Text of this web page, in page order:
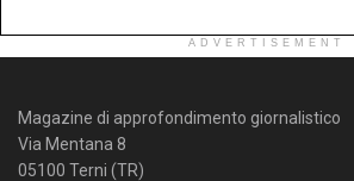
ADVERTISEMENT
Magazine di approfondimento giornalistico
Via Mentana 8
05100 Terni (TR)